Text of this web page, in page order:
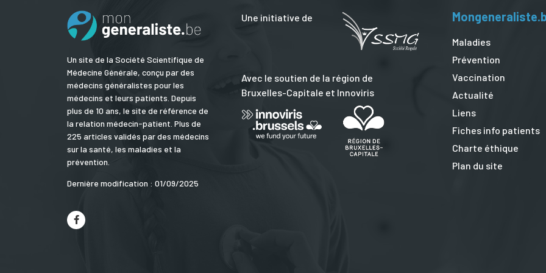
Un site de la Société Scientifique de
Médecine Générale, conçu par des
médecins généralistes pour les
médecins et leurs patients. Depuis
plus de 10 ans, le site de référence de
la relation médecin-patient. Plus de
225 articles validés par des médecins
sur la santé, les maladies et la
prévention.
Dernière modification : 01/09/2025
Une initiative de
Avec le soutien de la région de
Bruxelles-Capitale et Innoviris
Maladies
Prévention
Vaccination
Actualité
Liens
Fiches info patients
Charte éthique
Plan du site